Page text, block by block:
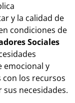
y la calidad de
condiciones de
Sociales
emocional y
con los recursos
necesidades.